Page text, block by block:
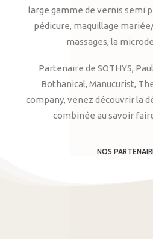
large gamme de vernis semi
pédicure, maquillage
massages, la
Partenaire de SOTHYS,
Bothanical, Manucurist,
company, venez découvrir la
combinée au savoir
NOS